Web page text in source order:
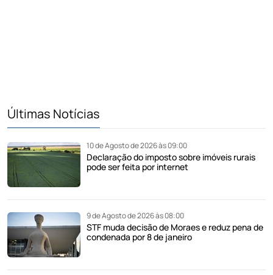
Últimas Notícias
10 de Agosto de 2026 às 09:00
Declaração do imposto sobre imóveis rurais
pode ser feita por internet
9 de Agosto de 2026 às 08:00
STF muda decisão de Moraes e reduz pena de
condenada por 8 de janeiro